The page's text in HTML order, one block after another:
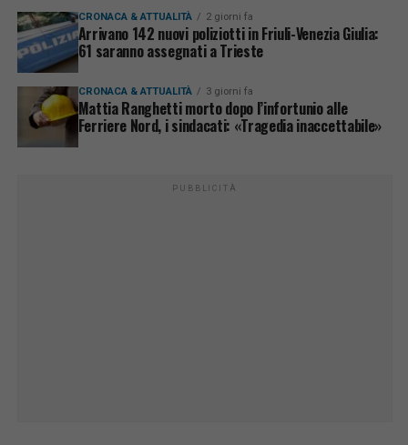
CRONACA & ATTUALITÀ 2 giorni fa
Arrivano 142 nuovi poliziotti in Friuli-Venezia Giulia:
61 saranno assegnati a Trieste
CRONACA & ATTUALITÀ 3 giorni fa
Mattia Ranghetti morto dopo l’infortunio alle
Ferriere Nord, i sindacati: «Tragedia inaccettabile»
PUBBLICITÀ